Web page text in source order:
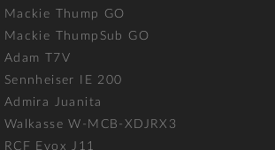
Mackie Thump GO
Mackie ThumpSub GO
Adam T7V
Sennheiser IE 200
Admira Juanita
Walkasse W-MCB-XDJRX3
RCF Evox J11